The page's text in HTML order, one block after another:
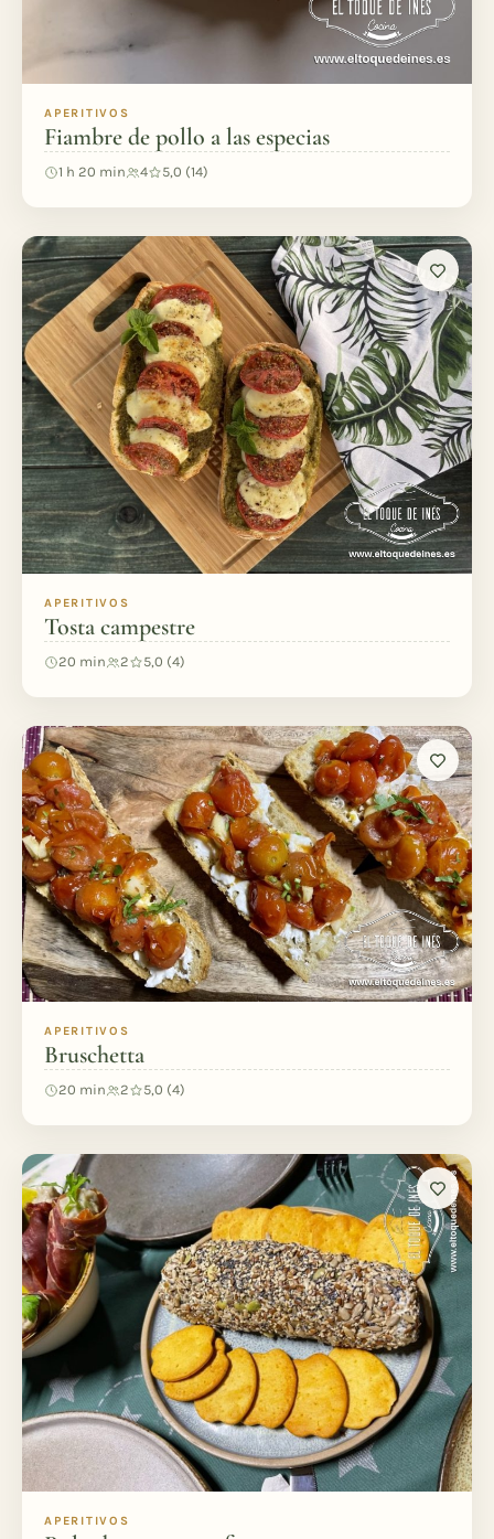
APERITIVOS
Fiambre de pollo a las especias
1 h 20 min 4 5,0 (14)
APERITIVOS
Tosta campestre
20 min 2 5,0 (4)
APERITIVOS
Bruschetta
20 min 2 5,0 (4)
APERITIVOS